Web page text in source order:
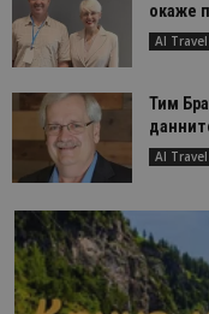
окаже
AI
Тим
AI